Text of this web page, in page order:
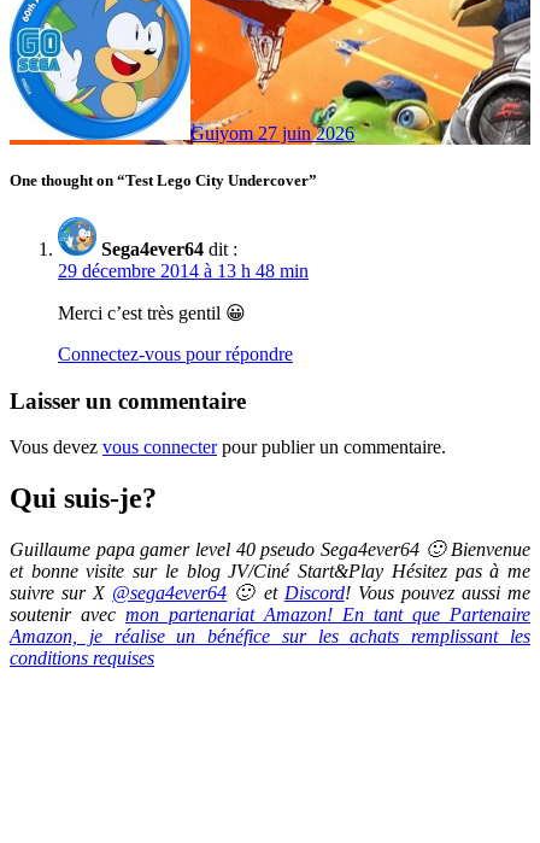
Guiyom 27 juin 2026
One thought on “Test Lego City Undercover”
Sega4ever64 dit :
29 décembre 2014 à 13 h 48 min
Merci c’est très gentil 😀
Connectez-vous pour répondre
Laisser un commentaire
Vous devez vous connecterpour publier un commentaire.
Qui suis-je?
Guillaume papa gamer level 40 pseudo Sega4ever64 🙂 Bienvenue
et bonne visite sur le blog JV/Ciné Start&Play Hésitez pas à me
suivre sur X @sega4ever64 🙂 et Discord! Vous pouvez aussi me
soutenir avec mon partenariat Amazon! En tant que Partenaire
Amazon, je réalise un bénéfice sur les achats remplissant les
conditions requises